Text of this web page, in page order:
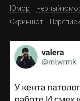
Юмор Черный
Скриншот